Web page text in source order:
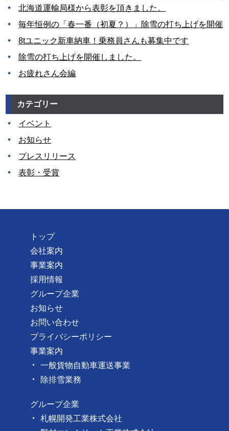
北海道運輸局様から表彰を頂きました。
毎年恒例の「春一番（初夏？）」除雪の打ち上げを開催
8tユニック新車納車！乗務員さんも募集中です
除雪の打ち上げを開催しました。
お疲れさん会編
カテゴリー
イベント
お知らせ
プレスリリース
表彰・受賞
トップ
会社案内
事業案内
採用情報
グループ企業
お知らせ
お問い合わせ
プライバシーポリシー
事業案内
一般貨物自動車運送事業
除排雪業務
グループ企業
札幌開発工業株式会社